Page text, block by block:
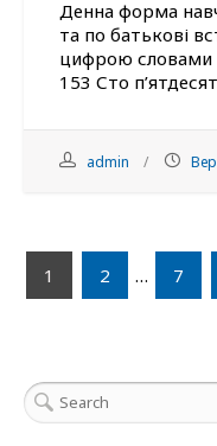
Денна форма
та по батькові
цифрою словами
153 Сто
admin
Навігація
записів
1 2 … 7